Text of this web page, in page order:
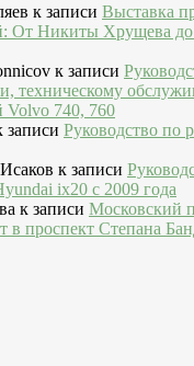
к записи Выставка
От Никиты Хрущева до
к записи
техническому
Volvo 740, 760
записи Руководство по
к записи
ix20 c 2009 года
к записи Московский
в проспект Степана